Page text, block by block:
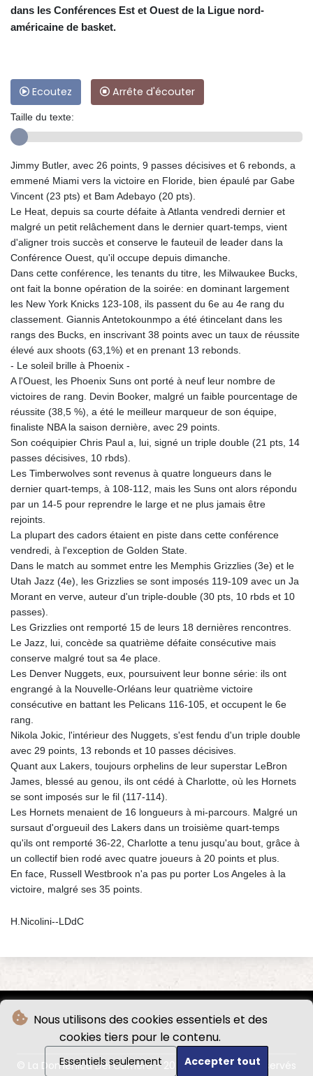
Nous utilisons des cookies essentiels et des
cookies tiers pour le contenu.
Essentiels seulement Accepter tout
dans les Conférences Est et Ouest de la Ligue nord-
américaine de basket.
Ecoutez Arrête d'écouter
Taille du texte:
Jimmy Butler, avec 26 points, 9 passes décisives et 6 rebonds, a
emmené Miami vers la victoire en Floride, bien épaulé par Gabe
Vincent (23 pts) et Bam Adebayo (20 pts).
Le Heat, depuis sa courte défaite à Atlanta vendredi dernier et
malgré un petit relâchement dans le dernier quart-temps, vient
d'aligner trois succès et conserve le fauteuil de leader dans la
Conférence Ouest, qu'il occupe depuis dimanche.
Dans cette conférence, les tenants du titre, les Milwaukee Bucks,
ont fait la bonne opération de la soirée: en dominant largement
les New York Knicks 123-108, ils passent du 6e au 4e rang du
classement. Giannis Antetokounmpo a été étincelant dans les
rangs des Bucks, en inscrivant 38 points avec un taux de réussite
élevé aux shoots (63,1%) et en prenant 13 rebonds.
- Le soleil brille à Phoenix -
A l'Ouest, les Phoenix Suns ont porté à neuf leur nombre de
victoires de rang. Devin Booker, malgré un faible pourcentage de
réussite (38,5 %), a été le meilleur marqueur de son équipe,
finaliste NBA la saison dernière, avec 29 points.
Son coéquipier Chris Paul a, lui, signé un triple double (21 pts, 14
passes décisives, 10 rbds).
Les Timberwolves sont revenus à quatre longueurs dans le
dernier quart-temps, à 108-112, mais les Suns ont alors répondu
par un 14-5 pour reprendre le large et ne plus jamais être
rejoints.
La plupart des cadors étaient en piste dans cette conférence
vendredi, à l'exception de Golden State.
Dans le match au sommet entre les Memphis Grizzlies (3e) et le
Utah Jazz (4e), les Grizzlies se sont imposés 119-109 avec un Ja
Morant en verve, auteur d'un triple-double (30 pts, 10 rbds et 10
passes).
Les Grizzlies ont remporté 15 de leurs 18 dernières rencontres.
Le Jazz, lui, concède sa quatrième défaite consécutive mais
conserve malgré tout sa 4e place.
Les Denver Nuggets, eux, poursuivent leur bonne série: ils ont
engrangé à la Nouvelle-Orléans leur quatrième victoire
consécutive en battant les Pelicans 116-105, et occupent le 6e
rang.
Nikola Jokic, l'intérieur des Nuggets, s'est fendu d'un triple double
avec 29 points, 13 rebonds et 10 passes décisives.
Quant aux Lakers, toujours orphelins de leur superstar LeBron
James, blessé au genou, ils ont cédé à Charlotte, où les Hornets
se sont imposés sur le fil (117-114).
Les Hornets menaient de 16 longueurs à mi-parcours. Malgré un
sursaut d'orgueuil des Lakers dans un troisième quart-temps
qu'ils ont remporté 36-22, Charlotte a tenu jusqu'au bout, grâce à
un collectif bien rodé avec quatre joueurs à 20 points et plus.
En face, Russell Westbrook n'a pas pu porter Los Angeles à la
victoire, malgré ses 35 points.
H.Nicolini--LDdC
© La Domenica Del Corriere - 2026 - Tous droits réservés